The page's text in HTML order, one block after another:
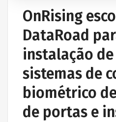
OnRising
DataRoad
instalação
sistemas de
biométrico
de portas e